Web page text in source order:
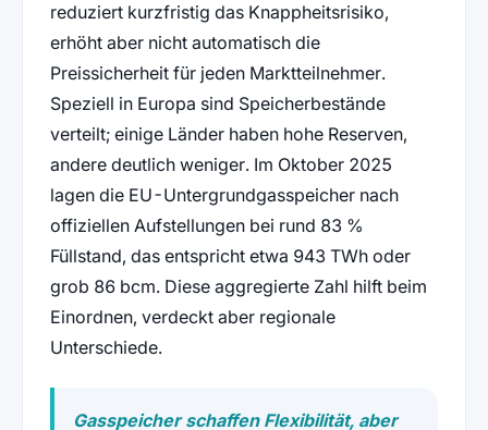
reduziert kurzfristig das Knappheitsrisiko,
erhöht aber nicht automatisch die
Preissicherheit für jeden Marktteilnehmer.
Speziell in Europa sind Speicherbestände
verteilt; einige Länder haben hohe Reserven,
andere deutlich weniger. Im Oktober 2025
lagen die EU-Untergrundgasspeicher nach
offiziellen Aufstellungen bei rund 83 %
Füllstand, das entspricht etwa 943 TWh oder
grob 86 bcm. Diese aggregierte Zahl hilft beim
Einordnen, verdeckt aber regionale
Unterschiede.
Gasspeicher schaffen Flexibilität, aber